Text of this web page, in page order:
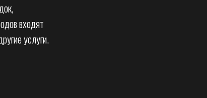
входят
услуги.